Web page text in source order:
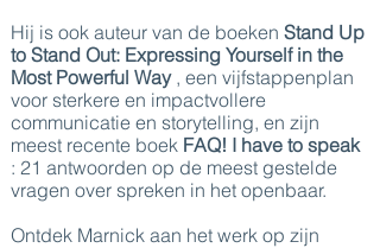
Hij is ook auteur van de boeken Stand Up
to Stand Out: Expressing Yourself in the
Most Powerful Way, een vijfstappenplan
voor sterkere en impactvollere
communicatie en storytelling, en zijn
meest recente boek FAQ! I have to speak
: 21 antwoorden op de meest gestelde
vragen over spreken in het openbaar.
Ontdek Marnick aan het werk op zijn